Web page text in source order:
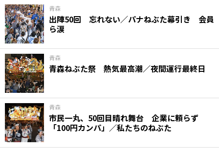
青森
出陣50回 忘れない／パナねぶた幕引き 会員
ら涙
青森
青森ねぶた祭 熱気最高潮／夜間運行最終日
青森
市民一丸、50回目晴れ舞台 企業に頼らず
「100円カンパ」／私たちのねぶた